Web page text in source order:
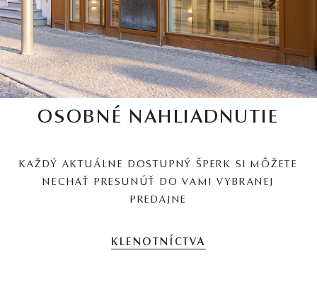
OSOBNÉ NAHLIADNUTIE
KAŽDÝ AKTUÁLNE DOSTUPNÝ ŠPERK SI MÔŽETE
NECHAŤ PRESUNÚŤ DO VAMI VYBRANEJ
PREDAJNE
KLENOTNÍCTVA